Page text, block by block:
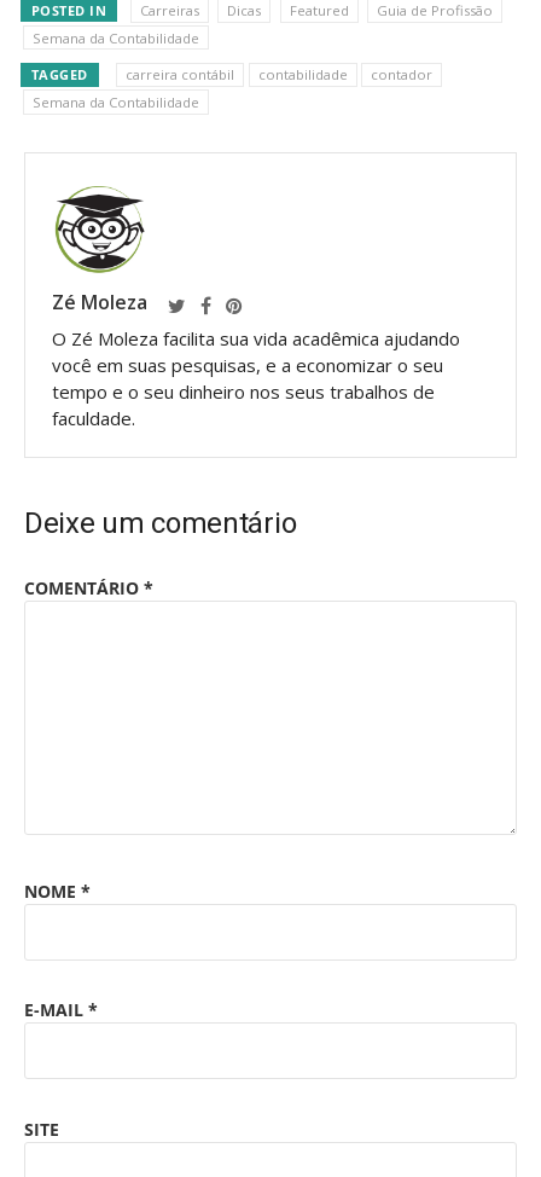
POSTED IN Carreiras Dicas Featured
Guia de Profissão
Semana da Contabilidade
TAGGED carreira contábil contabilidade
contador
Semana da Contabilidade
Zé Moleza
O Zé Moleza facilita sua vida acadêmica ajudando
você em suas pesquisas, e a economizar o seu
tempo e o seu dinheiro nos seus trabalhos de
faculdade.
Deixe um comentário
COMENTÁRIO *
NOME *
E-MAIL *
SITE